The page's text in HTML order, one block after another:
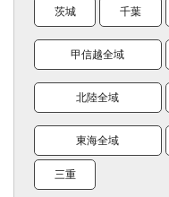
茨城 千葉
甲信越全域
北陸全域
東海全域
三重